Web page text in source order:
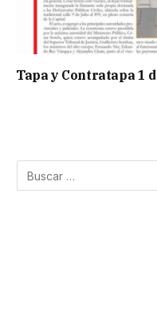
Tapa y Contratapa 1